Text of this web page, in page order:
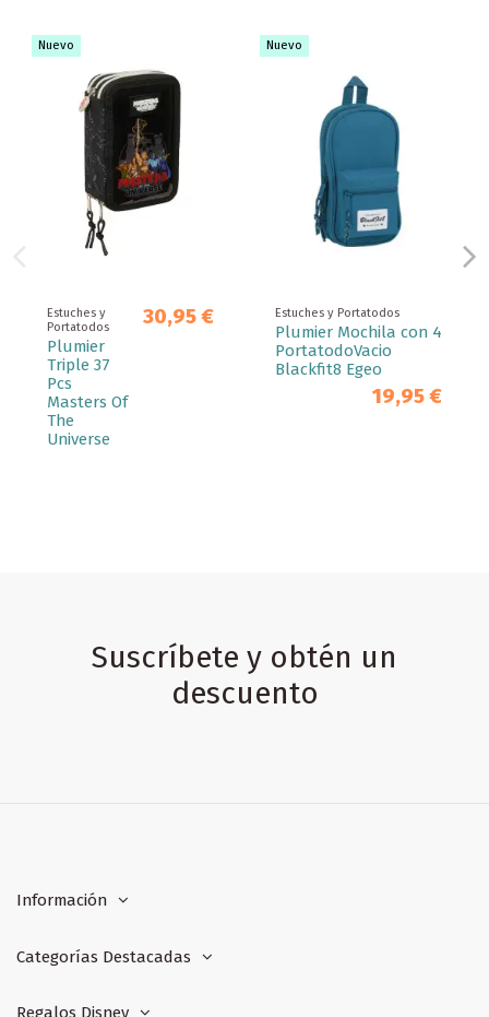
Nuevo
Estuches y
Portatodos
Plumier
Triple 37
Pcs
Masters Of
The
Universe
30,95 €
Nuevo
Estuches y Portatodos
Plumier Mochila con 4
PortatodoVacio
Blackfit8 Egeo
19,95 €
Suscríbete y obtén un
descuento
Información
Categorías Destacadas